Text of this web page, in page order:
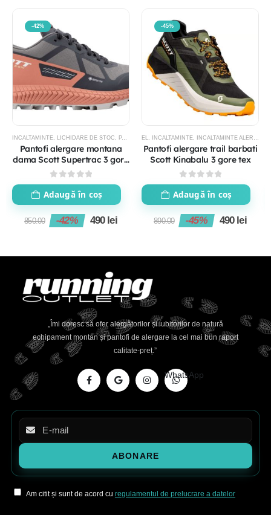
-42%
INCALTAMINTE LICHIDARE DE STOC PANTOFI TRAIL RUNNING
Pantofi alergare montana
dama Scott Supertrac 3 gore
tex
0out of 5
Adaugă în coș
850.00 -42% 490 lei
-45%
EL INCALTAMINTE INCALTAMINTE ALERGARE TRAIL
Pantofi alergare trail barbati
Scott Kinabalu 3 gore tex
0out of 5
Adaugă în coș
890.00 -45% 490 lei
„Îmi doresc să ofer alergătorilor și iubitorilor de natură
echipament montan și pantofi de alergare la cel mai bun raport
calitate-preț.”
WhatsApp
Am citit și sunt de acord cu regulamentul de prelucrare a datelor